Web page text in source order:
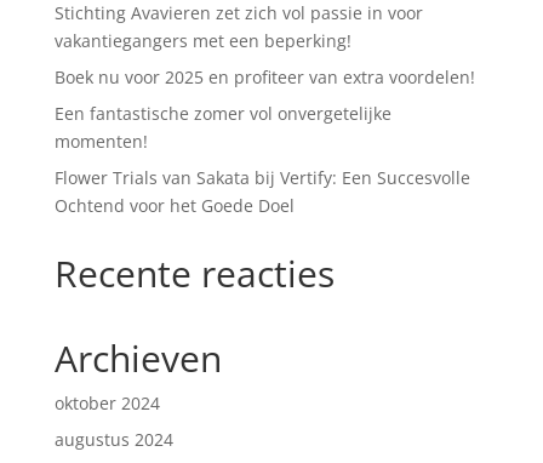
Stichting Avavieren zet zich vol passie in voor
vakantiegangers met een beperking!
Boek nu voor 2025 en profiteer van extra voordelen!
Een fantastische zomer vol onvergetelijke
momenten!
Flower Trials van Sakata bij Vertify: Een Succesvolle
Ochtend voor het Goede Doel
Recente reacties
Archieven
oktober 2024
augustus 2024